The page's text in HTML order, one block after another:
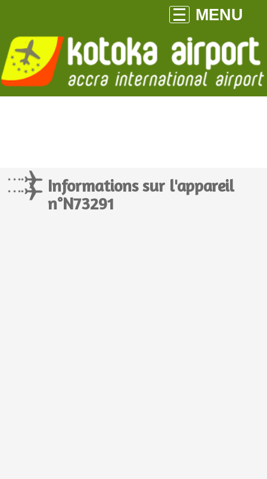
MENU
Informations sur l'appareil
n°N73291